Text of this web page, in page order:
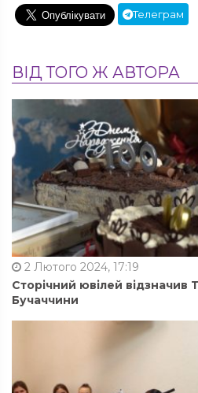
Телеграм
ВІД ТОГО Ж АВТОРА
2 Лютого 2024, 17:19
Сторічний ювілей
Бучаччини